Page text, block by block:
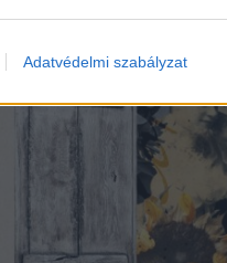
Adatvédelmi szabályzat